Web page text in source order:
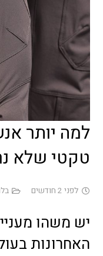
למה יותר
טקטי שלא
לפני 2 חודשים
יש משהו
האחרונות